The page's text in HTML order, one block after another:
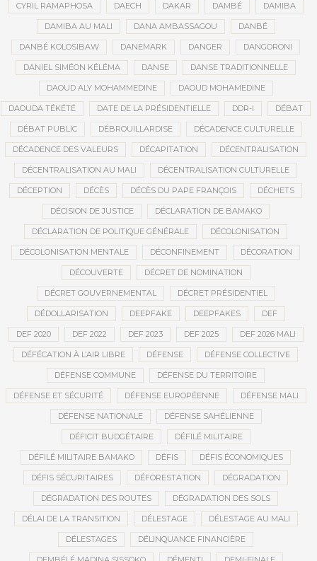
CYRIL RAMAPHOSA DAECH DAKAR DAMBÉ DAMIBA
DAMIBA AU MALI DANA AMBASSAGOU DANBÉ
DANBÉ KOLOSIBAW DANEMARK DANGER DANGORONI
DANIEL SIMÉON KÉLÉMA DANSE DANSE TRADITIONNELLE
DAOUD ALY MOHAMMEDINE DAOUD MOHAMEDINE
DAOUDA TÉKÉTÉ DATE DE LA PRÉSIDENTIELLE DDR-I DÉBAT
DÉBAT PUBLIC DÉBROUILLARDISE DÉCADENCE CULTURELLE
DÉCADENCE DES VALEURS DÉCAPITATION DÉCENTRALISATION
DÉCENTRALISATION AU MALI DÉCENTRALISATION CULTURELLE
DÉCEPTION DÉCÈS DÉCÈS DU PAPE FRANÇOIS DÉCHETS
DÉCISION DE JUSTICE DÉCLARATION DE BAMAKO
DÉCLARATION DE POLITIQUE GÉNÉRALE DÉCOLONISATION
DÉCOLONISATION MENTALE DÉCONFINEMENT DÉCORATION
DÉCOUVERTE DÉCRET DE NOMINATION
DÉCRET GOUVERNEMENTAL DÉCRET PRÉSIDENTIEL
DÉDOLLARISATION DEEPFAKE DEEPFAKES DEF
DEF 2020 DEF 2022 DEF 2023 DEF 2025 DEF 2026 MALI
DÉFÉCATION À L’AIR LIBRE DÉFENSE DÉFENSE COLLECTIVE
DÉFENSE COMMUNE DÉFENSE DU TERRITOIRE
DÉFENSE ET SÉCURITÉ DÉFENSE EUROPÉENNE DÉFENSE MALI
DÉFENSE NATIONALE DÉFENSE SAHÉLIENNE
DÉFICIT BUDGÉTAIRE DÉFILÉ MILITAIRE
DÉFILÉ MILITAIRE BAMAKO DÉFIS DÉFIS ÉCONOMIQUES
DÉFIS SÉCURITAIRES DÉFORESTATION DÉGRADATION
DÉGRADATION DES ROUTES DÉGRADATION DES SOLS
DÉLAI DE LA TRANSITION DÉLESTAGE DÉLESTAGE AU MALI
DÉLESTAGES DÉLINQUANCE FINANCIÈRE